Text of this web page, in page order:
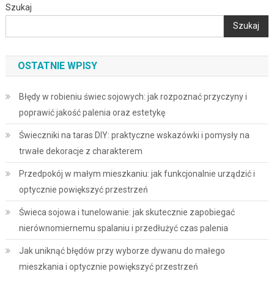
Szukaj
Szukaj
OSTATNIE WPISY
Błędy w robieniu świec sojowych: jak rozpoznać przyczyny i
poprawić jakość palenia oraz estetykę
Świeczniki na taras DIY: praktyczne wskazówki i pomysły na
trwałe dekoracje z charakterem
Przedpokój w małym mieszkaniu: jak funkcjonalnie urządzić i
optycznie powiększyć przestrzeń
Świeca sojowa i tunelowanie: jak skutecznie zapobiegać
nierównomiernemu spalaniu i przedłużyć czas palenia
Jak uniknąć błędów przy wyborze dywanu do małego
mieszkania i optycznie powiększyć przestrzeń